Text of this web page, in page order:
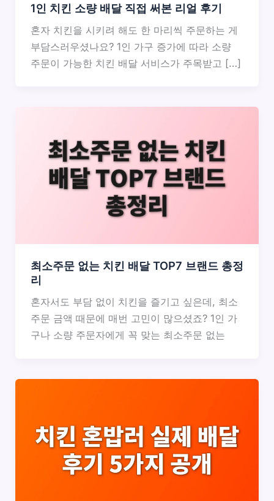
1인 치킨 소량 배달 직접 써본 리얼 후기
혼자 치킨을 시키려 해도 한 마리씩 주문하는 게
부담스러우셨나요? 1인 가구 증가에 따라 소량
주문이 가능한 치킨 배달 서비스가 주목받고 […]
최소주문 없는 치킨 배달 TOP7 브랜드 총정
리
혼자서도 부담 없이 치킨을 즐기고 싶은데, 최소
주문 금액 때문에 매번 고민이 많으셨죠? 1인 가
구나 소량 주문자에게 꼭 맞는 최소주문 없는